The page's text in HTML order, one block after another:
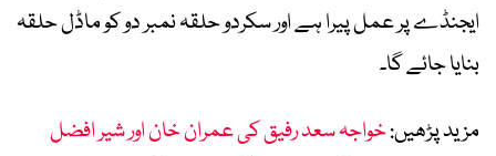
ایجنڈے پر عمل پیرا ہے اور سکردو حلقہ نمبر دو کو ماڈل حلقہ
بنایا جائے گا۔
مزید پڑھیں:خواجہ سعد رفیق کی عمران خان اور شیر افضل